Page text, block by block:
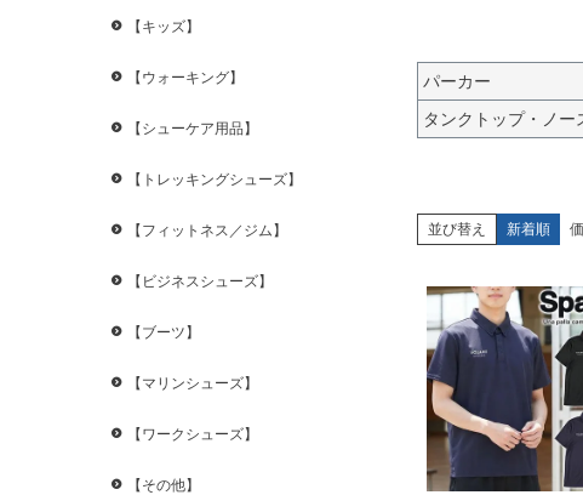
【キッズ】
【ウォーキング】
【シューケア用品】
【トレッキングシューズ】
【フィットネス／ジム】
【ビジネスシューズ】
【ブーツ】
【マリンシューズ】
【ワークシューズ】
【その他】
パーカー
タンクトップ・ノー
並び替え 新着順